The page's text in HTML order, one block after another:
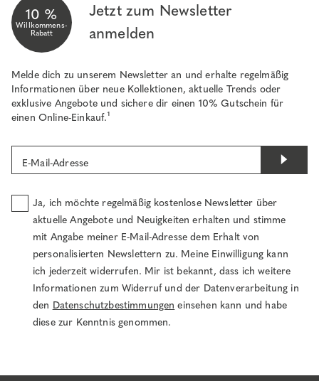
10 %
Willkommens-
Rabatt
Jetzt zum Newsletter
anmelden
Melde dich zu unserem Newsletter an und erhalte regelmäßig
Informationen über neue Kollektionen, aktuelle Trends oder
exklusive Angebote und sichere dir einen 10% Gutschein für
einen Online-Einkauf.¹
E-Mail-Adresse
Ja, ich möchte regelmäßig kostenlose Newsletter über
aktuelle Angebote und Neuigkeiten erhalten und stimme
mit Angabe meiner E-Mail-Adresse dem Erhalt von
personalisierten Newslettern zu. Meine Einwilligung kann
ich jederzeit widerrufen. Mir ist bekannt, dass ich weitere
Informationen zum Widerruf und der Datenverarbeitung in
den Datenschutzbestimmungen einsehen kann und habe
diese zur Kenntnis genommen.